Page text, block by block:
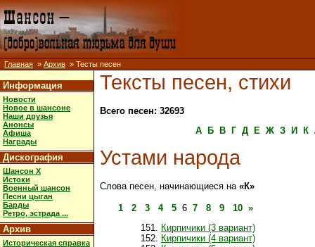
Главная » Архив » Тесты песен
Информация
Новости
Новое в шансоне
Наши друзья
Анонсы
Афиша
Награды
Дискография
Шансон X
Истоки
Военный шансон
Песни цыган
Барды
Ретро, эстрада ...
Архив
Историческая справка
Тексты песен, стихи
Всего песен: 32693
А
Б В Г Д Е Ж З И К
Устами народа
Слова песен, начинающиеся на «К»
1 2 3 4 5 6 7 8 9 10 »
Кирпичики (3 вариант)
Кирпичики (4 вариант)